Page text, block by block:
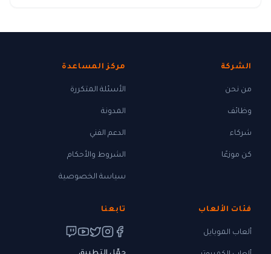
الشركة
من نحن
وظائف
شركاء
كن موزعًا
مركز المساعدة
الأسئلة المتكررة
المدونة
الدعم الفني
الشروط والأحكام
سياسة الخصوصية
فئات الألعاب
ألعاب الموبايل
تابعنا